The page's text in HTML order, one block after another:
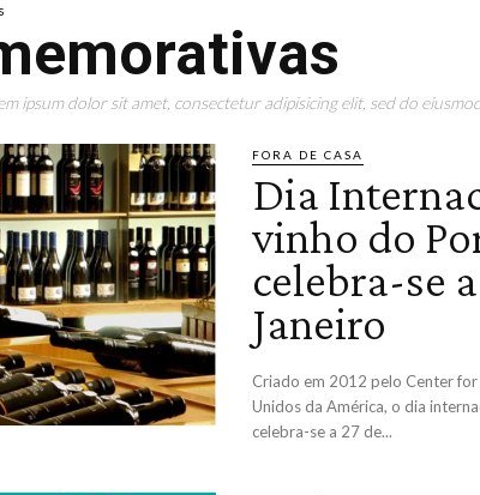
ipsum dolor sit amet, consectetur adipisicing elit, sed do
FORA DE CASA
Dia
vinho do
celebra-se
Janeiro
Criado em 2012 pelo Center
Unidos da América, o dia
celebra-se a 27 de...